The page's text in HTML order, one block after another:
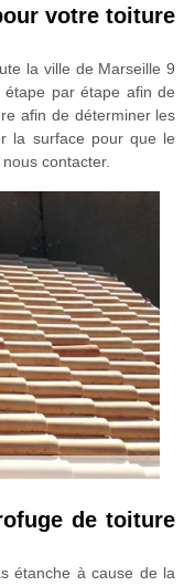
votre toiture
la ville de Marseille 9
étape par étape afin de
afin de déterminer les
la surface pour que le
contacter.
de toiture
étanche à cause de la